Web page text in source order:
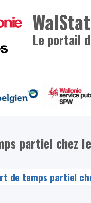
WalStat
Le portail
partiel chez